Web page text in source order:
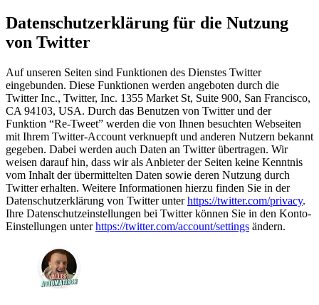
Datenschutzerklärung für die Nutzung
von Twitter
Auf unseren Seiten sind Funktionen des Dienstes Twitter
eingebunden. Diese Funktionen werden angeboten durch die
Twitter Inc., Twitter, Inc. 1355 Market St, Suite 900, San Francisco,
CA 94103, USA. Durch das Benutzen von Twitter und der
Funktion “Re-Tweet” werden die von Ihnen besuchten Webseiten
mit Ihrem Twitter-Account verknuepft und anderen Nutzern bekannt
gegeben. Dabei werden auch Daten an Twitter übertragen. Wir
weisen darauf hin, dass wir als Anbieter der Seiten keine Kenntnis
vom Inhalt der übermittelten Daten sowie deren Nutzung durch
Twitter erhalten. Weitere Informationen hierzu finden Sie in der
Datenschutzerklärung von Twitter unter https://twitter.com/privacy.
Ihre Datenschutzeinstellungen bei Twitter können Sie in den Konto-
Einstellungen unter https://twitter.com/account/settings ändern.